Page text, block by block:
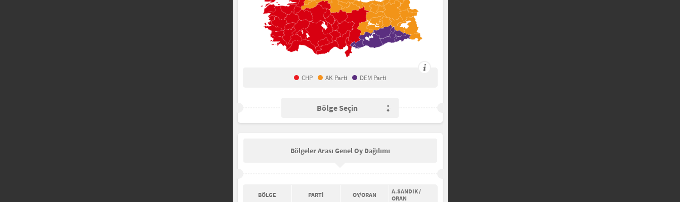
CHP AK Parti DEM Parti
Bölge Seçin
Bölgeler Arası Genel Oy Dağılımı
BÖLGE PARTİ OY/ORAN
A.SANDIK /
ORAN